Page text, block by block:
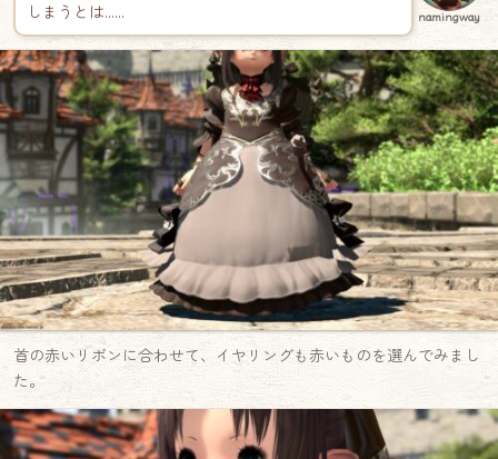
しまうとは……
namingway
首の赤いリボンに合わせて、イヤリングも赤いものを選んでみまし
た。